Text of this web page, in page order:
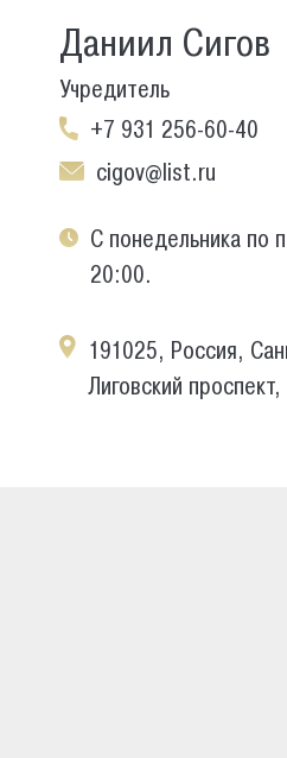
Даниил Сигов
Учредитель
+7 931 256-60-40
cigov@list.ru
С понедельника по
20:00.
191025, Россия,
Лиговский